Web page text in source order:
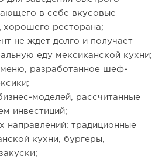
в себе вкусовые
хорошего ресторана;
не ждет долго и получает
еду мексиканской кухни;
меню, разработанное шеф-
моделей, рассчитанные
инвестиций;
направлений: традиционные
кухни, бургеры,